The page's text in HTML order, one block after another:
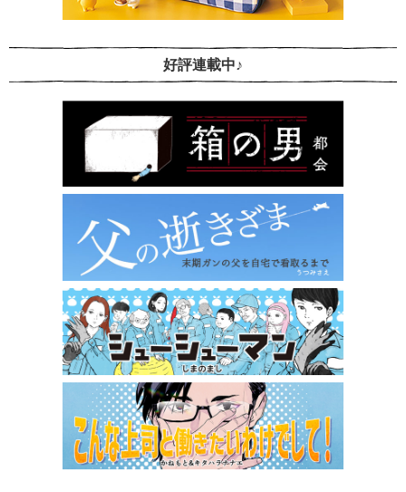
好評連載中♪